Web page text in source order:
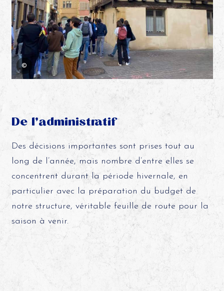
©
De l’administratif
Des décisions importantes sont prises tout au
long de l’année, mais nombre d’entre elles se
concentrent durant la période hivernale, en
particulier avec la préparation du budget de
notre structure, véritable feuille de route pour la
saison à venir.